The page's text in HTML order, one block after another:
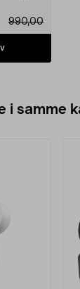
990,00
i samme